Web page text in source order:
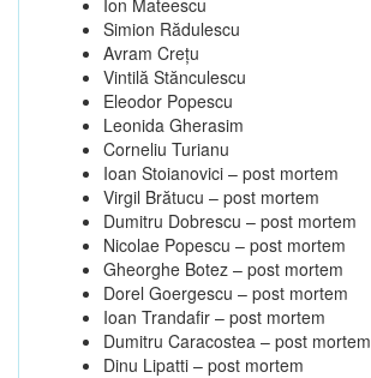
Simion Rădulescu
Avram Creţu
Vintilă Stănculescu
Eleodor Popescu
Leonida Gherasim
Corneliu Turianu
Ioan Stoianovici – post mortem
Virgil Brătucu – post mortem
Dumitru Dobrescu – post mortem
Nicolae Popescu – post mortem
Gheorghe Botez – post mortem
Dorel Goergescu – post mortem
Ioan Trandafir – post mortem
Dumitru Caracostea – post mortem
Dinu Lipatti – post mortem